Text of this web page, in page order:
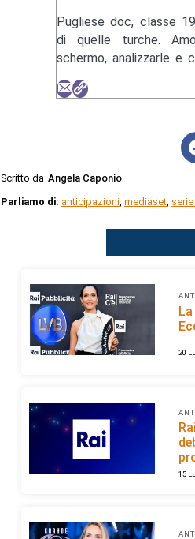
Pugliese doc, classe
di quelle turche.
schermo, analizzarle e
Scritto da Angela Caponio
Parliamo di: anticipazioni, mediaset,
20
15